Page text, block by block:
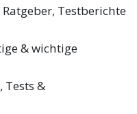
Testberichte
& wichtige
Tests &